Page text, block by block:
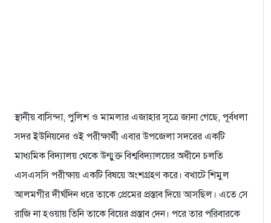
স্থানীয় বাসিন্দা, পুলিশ ও মামলার এজাহার সূত্রে জানা গেছে, পূর্বধলা
সদর ইউনিয়নের ওই পরীক্ষার্থী এবার উপজেলা সদরের একটি
মাধ্যমিক বিদ্যালয় থেকে উন্মুক্ত বিশ্ববিদ্যালয়ের অধীনে চলতি
এসএসসি পরীক্ষায় একটি বিষয়ে অংশগ্রহণ করে। বখাটে শিমুল
আলমগীর দীর্ঘদিন ধরে তাকে প্রেমের প্রস্তাব দিয়ে আসছিল। এতে সে
রাজি না হওয়ায় তিনি তাকে বিয়ের প্রস্তাব দেন। পরে তার পরিবারকে